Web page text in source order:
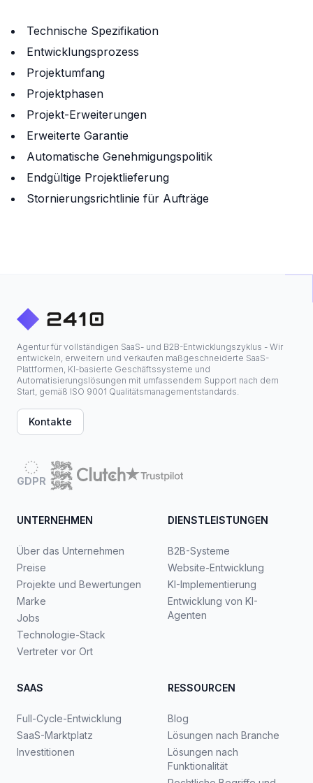
Technische Spezifikation
Entwicklungsprozess
Projektumfang
Projektphasen
Projekt-Erweiterungen
Erweiterte Garantie
Automatische Genehmigungspolitik
Endgültige Projektlieferung
Stornierungsrichtlinie für Aufträge
Agentur für vollständigen SaaS- und B2B-Entwicklungszyklus - Wir
entwickeln, erweitern und verkaufen maßgeschneiderte SaaS-
Plattformen, KI-basierte Geschäftssysteme und
Automatisierungslösungen mit umfassendem Support nach dem
Start, gemäß ISO 9001 Qualitätsmanagementstandards.
Kontakte
GDPR
UNTERNEHMEN
Über das Unternehmen
Preise
Projekte und Bewertungen
Marke
Jobs
Technologie-Stack
Vertreter vor Ort
DIENSTLEISTUNGEN
B2B-Systeme
Website-Entwicklung
KI-Implementierung
Entwicklung von KI-
Agenten
SAAS
Full-Cycle-Entwicklung
SaaS-Marktplatz
Investitionen
RESSOURCEN
Blog
Lösungen nach Branche
Lösungen nach
Funktionalität